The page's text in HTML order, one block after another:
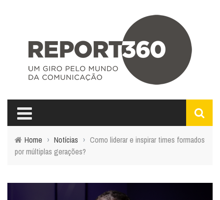
Home › Notícias › Como liderar e inspirar times formados
por múltiplas gerações?